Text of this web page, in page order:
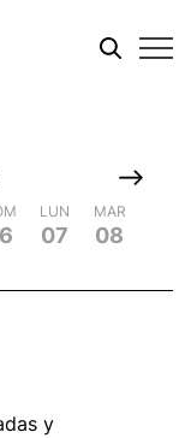
24
MAR
25
MIÉ
26
MIÉ
16
JUE
17
LUN
07
MAR
08
y